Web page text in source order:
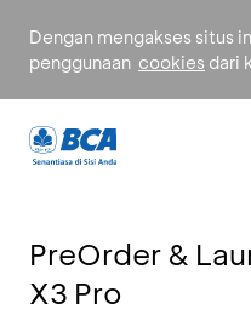
Dengan mengakses situs
penggunaan cookies dari
PreOrder &
X3 Pro